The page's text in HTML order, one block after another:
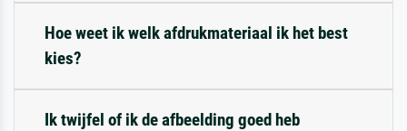
Hoe weet ik welk afdrukmateriaal ik het best
kies?
Ik twijfel of ik de afbeelding goed heb